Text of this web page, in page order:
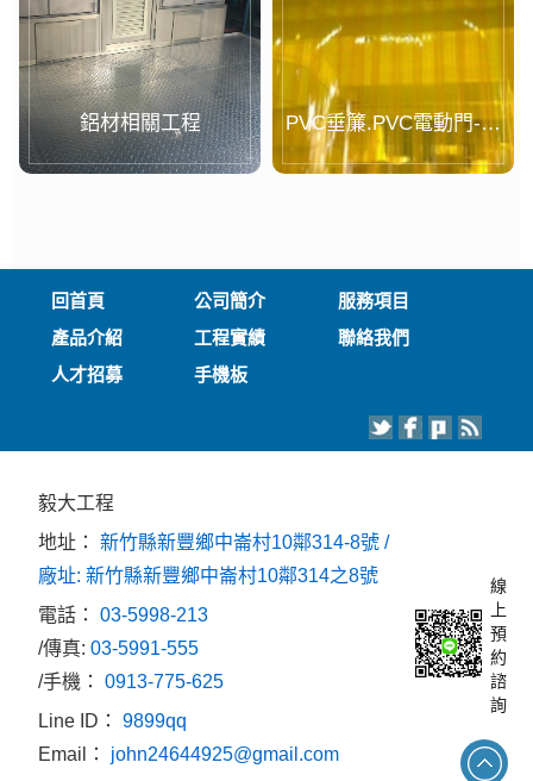
程
PVC垂簾.PVC電動門-案
例...
回風柱-管道相
回首頁 公司簡介
服務項目
產品介紹
工程實績
聯絡我們
人才招募
手機板
毅大工程
地址：新竹縣新豐鄉中崙村10鄰314-8號 /
廠址: 新竹縣新豐鄉中崙村10鄰314之8號
電話：03-5998-213
/傳真:03-5991-555
/手機：0913-775-625
Line ID：9899qq
Email： john24644925@gmail.com
線
上
預
約
諮
詢